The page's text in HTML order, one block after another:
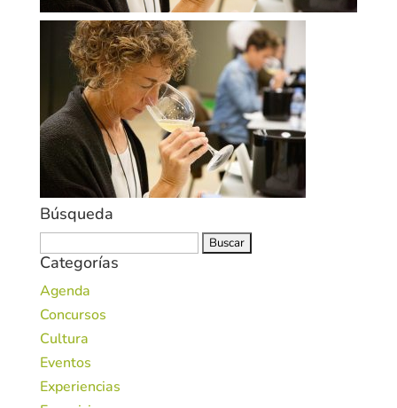
Búsqueda
Categorías
Agenda
Concursos
Cultura
Eventos
Experiencias